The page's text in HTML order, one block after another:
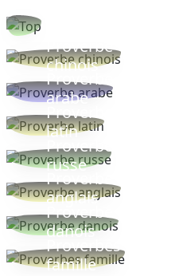
Proverbe
chinois
Proverbe
arabe
Proverbe
latin
Proverbe
russe
Proverbe
anglais
Proverbe
danois
Proverbes
famille